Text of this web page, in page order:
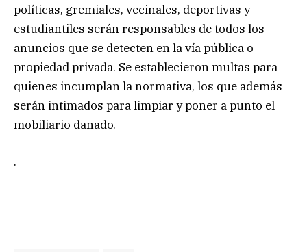
políticas, gremiales, vecinales, deportivas y
estudiantiles serán responsables de todos los
anuncios que se detecten en la vía pública o
propiedad privada. Se establecieron multas para
quienes incumplan la normativa, los que además
serán intimados para limpiar y poner a punto el
mobiliario dañado.
.